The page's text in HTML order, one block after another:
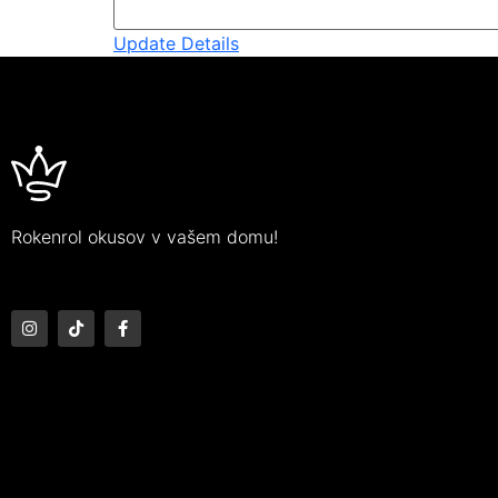
Update Details
Rokenrol okusov v vašem domu!